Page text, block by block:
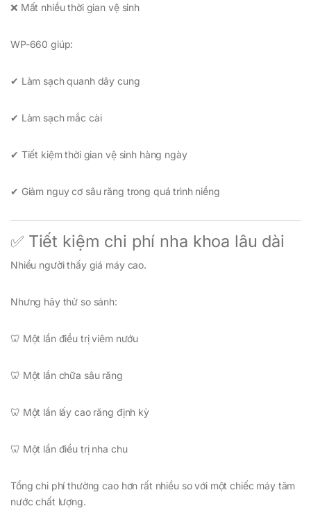
❌ Mất nhiều thời gian vệ sinh
WP-660 giúp:
✔ Làm sạch quanh dây cung
✔ Làm sạch mắc cài
✔ Tiết kiệm thời gian vệ sinh hàng ngày
✔ Giảm nguy cơ sâu răng trong quá trình niềng
✅ Tiết kiệm chi phí nha khoa lâu dài
Nhiều người thấy giá máy cao.
Nhưng hãy thử so sánh:
🦷 Một lần điều trị viêm nướu
🦷 Một lần chữa sâu răng
🦷 Một lần lấy cao răng định kỳ
🦷 Một lần điều trị nha chu
Tổng chi phí thường cao hơn rất nhiều so với một chiếc máy tăm
nước chất lượng.